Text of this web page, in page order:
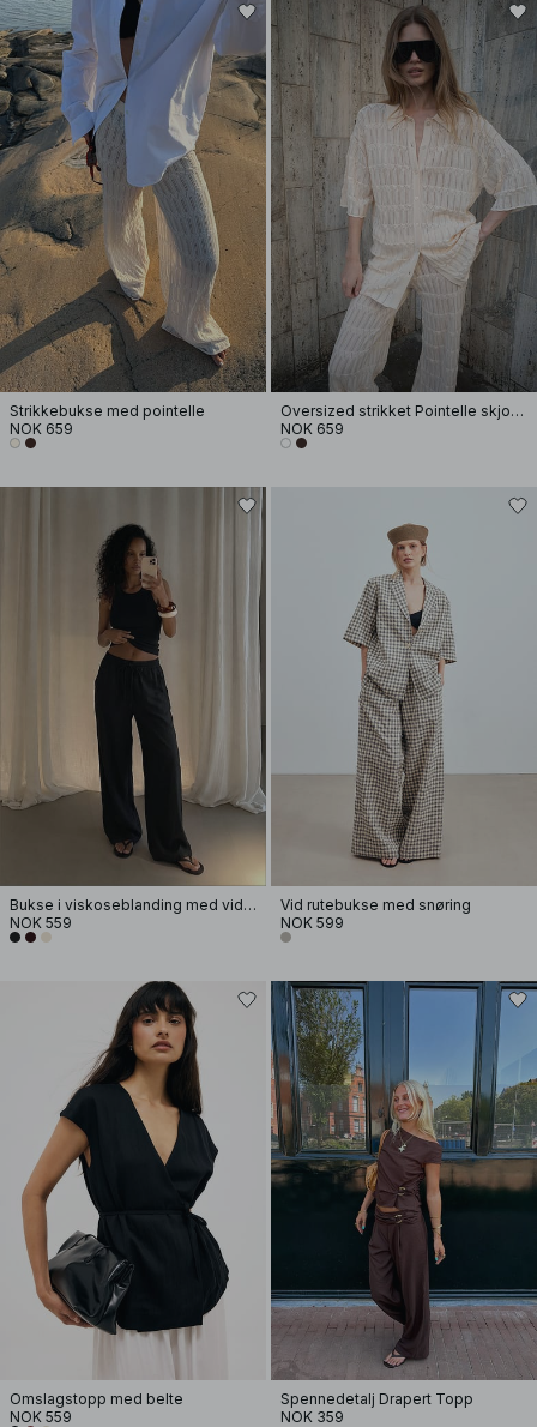
Strikkebukse med pointelle
NOK 659
Oversized strikket Pointelle skjorte
NOK 659
Bukse i viskoseblanding med vid passform og middels liv
NOK 559
Vid rutebukse med snøring
NOK 599
Omslagstopp med belte
NOK 559
Spennedetalj Drapert Topp
NOK 359